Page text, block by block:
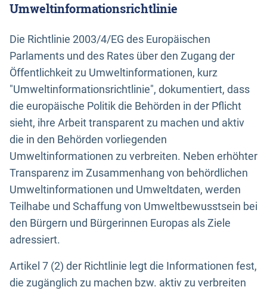
Umweltinformationsrichtlinie
Die Richtlinie 2003/4/EG des Europäischen
Parlaments und des Rates über den Zugang der
Öffentlichkeit zu Umweltinformationen, kurz
"Umweltinformationsrichtlinie", dokumentiert, dass
die europäische Politik die Behörden in der Pflicht
sieht, ihre Arbeit transparent zu machen und aktiv
die in den Behörden vorliegenden
Umweltinformationen zu verbreiten. Neben erhöhter
Transparenz im Zusammenhang von behördlichen
Umweltinformationen und Umweltdaten, werden
Teilhabe und Schaffung von Umweltbewusstsein bei
den Bürgern und Bürgerinnen Europas als Ziele
adressiert.
Artikel 7 (2) der Richtlinie legt die Informationen fest,
die zugänglich zu machen bzw. aktiv zu verbreiten